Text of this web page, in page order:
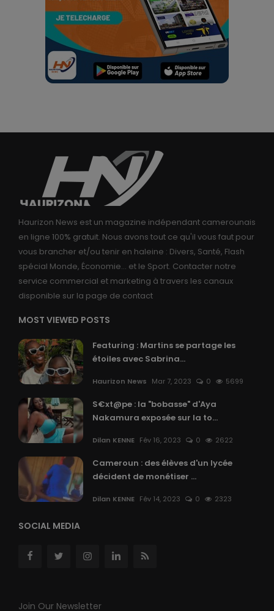
Haurizon News est un magazine indépendant camerounais
en ligne 100% gratuit. Nous avons tout ce qu'il vous faut pour
vous brancher et/ou tenir en haleine : Divers, Santé, Flash
spécial Monde, Économie... et le Sport. Contacter notre
service commercial et marketing à travers les canaux
disponible sur la page de contact
MOST VIEWED POSTS
Featuring : Martins se partage les
étoiles avec Sabrina...
Haurizon News Mar 7, 2023 0 5699
S€xt@pe : la "bobasse" d'Aya
Nakamura exposée sur la to...
Dilan KENNE Fév 16, 2023 0 2622
Cameroun : des élèves d'un lycée
décident de monétiser ...
Dilan KENNE Fév 14, 2023 0 2323
SOCIAL MEDIA
Join Our Newsletter